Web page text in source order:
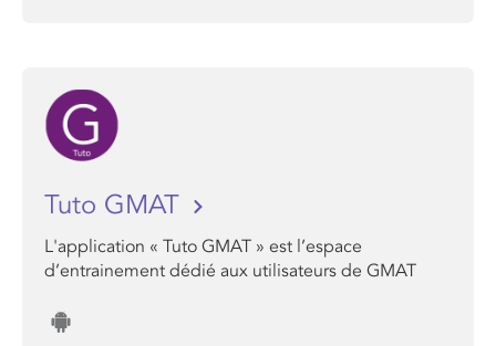
Tuto GMAT
L'application « Tuto GMAT » est l’espace
d’entrainement dédié aux utilisateurs de GMAT